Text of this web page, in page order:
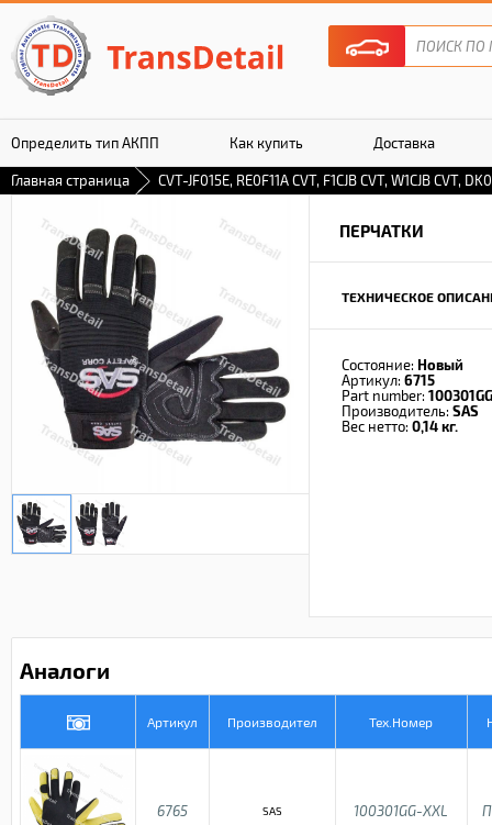
Определить тип АКПП Как купить Доставка
Гарантия
Главная страница CVT-JF015E, RE0F11A CVT, F1CJB CVT, W1CJB CVT,
ПЕРЧАТКИ
ТЕХНИЧЕСКОЕ
Состояние: Новый
Артикул: 6715
Part number:
Производитель: SAS
Вес нетто: 0,14 кг.
Аналоги
Артикул Производител Тех.Номер
6765 SAS 100301GG-XXL